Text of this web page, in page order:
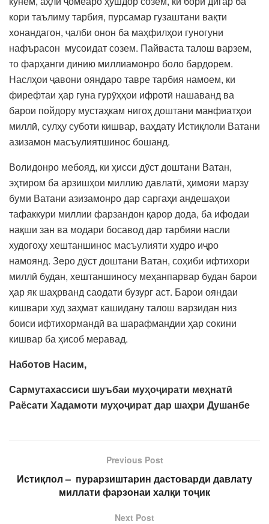
кори таълиму тарбия, пурсамар гузаштани вақти
хонандагон, ҷалби онон ба маҳфилҳои гуногуни
нафърасон мусоидат созем. Пайваста талош варзем,
то фарҳанги динию миллиамонро боло бардорем.
Наслҳои ҷавони ояндаро тавре тарбия намоем, ки
фирефтаи ҳар гуна гурӯҳҳои ифротӣ нашаванд ва
барои пойдору мустаҳкам нигоҳ доштани манфиатҳои
миллӣ, сулҳу суботи кишвар, ваҳдату Истиқлоли Ватани
азизамон масъулиятшинос бошанд.
Волидонро мебояд, ки ҳисси дӯст доштани Ватан,
эҳтиром ба арзишҳои миллию давлатӣ, ҳимояи марзу
буми Ватани азизамонро дар саргаҳи андешаҳои
тафаккури миллии фарзандон қарор дода, ба ифодаи
нақши зан ва модари босавод дар тарбияи насли
худогоҳу хештаншинос масъулияти худро иҷро
намоянд. Зеро дӯст доштани Ватан, соҳиби ифтихори
миллӣ будан, хештаншиносу меҳанпарвар будан барои
ҳар як шаҳрванд саодати бузург аст. Барои ояндаи
кишвари худ заҳмат кашидану талош варзидан низ
боиси ифтихормандӣ ва шарафмандии ҳар сокини
кишвар ба ҳисоб меравад.
Наботов Насим,
Сармутахассиси шуъбаи муҳоҷирати меҳнатӣ
Раёсати Хадамоти муҳоҷират дар шаҳри Душанбе
Previous Post
Истиқлол – пурарзиштарин дастоварди давлату
миллати фарзонаи халқи тоҷик
Next Post